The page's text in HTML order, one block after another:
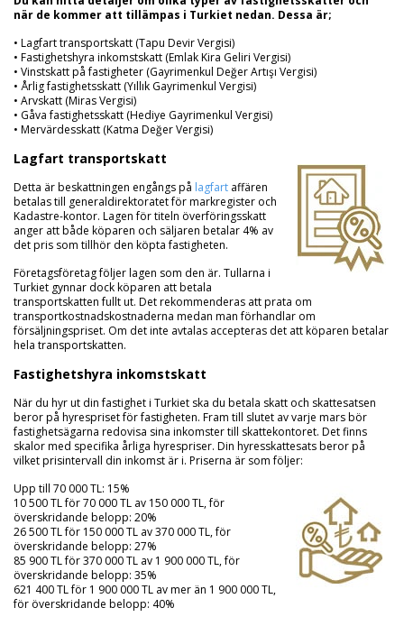
när de kommer att tillämpas i Turkiet nedan. Dessa är;
• Lagfart transportskatt (Tapu Devir Vergisi)
• Fastighetshyra inkomstskatt (Emlak Kira Geliri Vergisi)
• Vinstskatt på fastigheter (Gayrimenkul Değer Artışı Vergisi)
• Årlig fastighetsskatt (Yıllık Gayrimenkul Vergisi)
• Arvskatt (Miras Vergisi)
• Gåva fastighetsskatt (Hediye Gayrimenkul Vergisi)
• Mervärdesskatt (Katma Değer Vergisi)
Lagfart transportskatt
Detta är beskattningen engångs på lagfart affären
betalas till generaldirektoratet för markregister och
Kadastre-kontor. Lagen för titeln överföringsskatt
anger att både köparen och säljaren betalar 4% av
det pris som tillhör den köpta fastigheten.
Företagsföretag följer lagen som den är. Tullarna i
Turkiet gynnar dock köparen att betala
transportskatten fullt ut. Det rekommenderas att prata om
transportkostnadskostnaderna medan man förhandlar om
försäljningspriset. Om det inte avtalas accepteras det att köparen betalar
hela transportskatten.
Fastighetshyra inkomstskatt
När du hyr ut din fastighet i Turkiet ska du betala skatt och skattesatsen
beror på hyrespriset för fastigheten. Fram till slutet av varje mars bör
fastighetsägarna redovisa sina inkomster till skattekontoret. Det finns
skalor med specifika årliga hyrespriser. Din hyresskattesats beror på
vilket prisintervall din inkomst är i. Priserna är som följer:
Upp till 70 000 TL: 15%
10 500 TL för 70 000 TL av 150 000 TL, för
överskridande belopp: 20%
26 500 TL för 150 000 TL av 370 000 TL, för
överskridande belopp: 27%
85 900 TL för 370 000 TL av 1 900 000 TL, för
överskridande belopp: 35%
621 400 TL för 1 900 000 TL av mer än 1 900 000 TL,
för överskridande belopp: 40%